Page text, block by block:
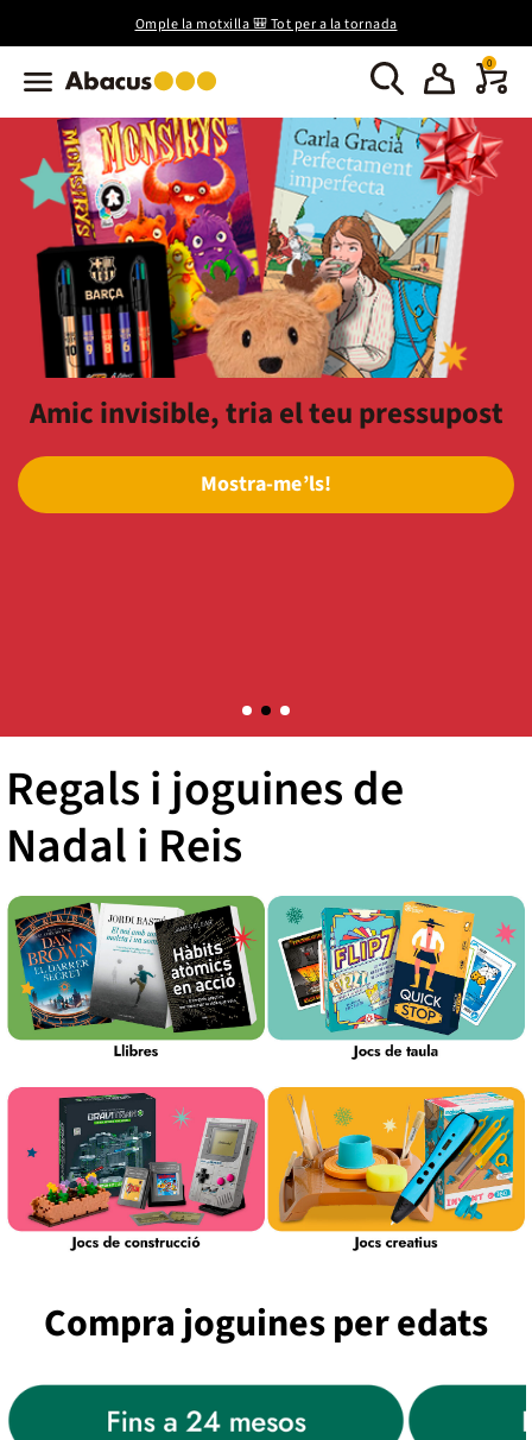
Omple la motxilla 🎒 Tot per a la tornada
0
Amic invisible, tria el teu pressupost
Mostra-me’ls!
Regals i joguines de
Nadal i Reis
Compra joguines per edats